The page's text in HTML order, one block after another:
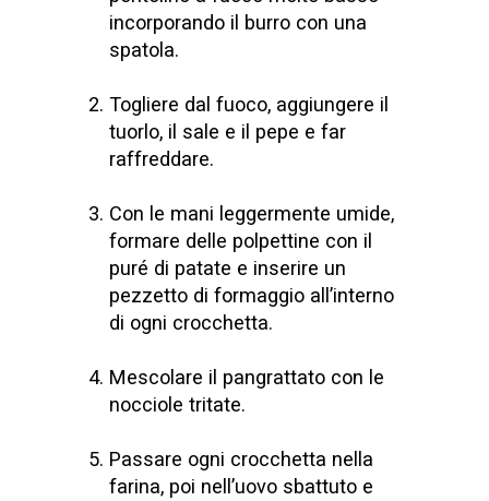
incorporando il burro con una
spatola.
Togliere dal fuoco, aggiungere il
tuorlo, il sale e il pepe e far
raffreddare.
Con le mani leggermente umide,
formare delle polpettine con il
puré di patate e inserire un
pezzetto di formaggio all’interno
di ogni crocchetta.
Mescolare il pangrattato con le
nocciole tritate.
Passare ogni crocchetta nella
farina, poi nell’uovo sbattuto e